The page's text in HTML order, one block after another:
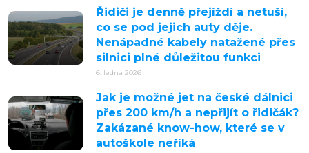
Řidiči je denně přejíždí a netuší,
co se pod jejich auty děje.
Nenápadné kabely natažené přes
silnici plné důležitou funkci
6. ledna 2026
Jak je možné jet na české dálnici
přes 200 km/h a nepřijít o řidičák?
Zakázané know-how, které se v
autoškole neříká